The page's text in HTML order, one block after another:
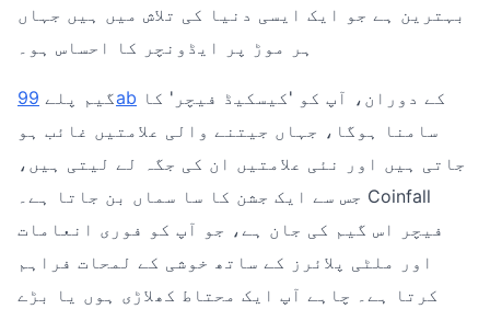
بہترین ہے جو ایک ایسی دنیا کی تلاش میں ہیں جہاں
ہر موڑ پر ایڈونچر کا احساس ہو۔
گیم پلے99ab
سامنا ہوگا، جہاں جیتنے والی علامتیں غائب ہو
جاتی ہیں اور نئی علامتیں ان کی جگہ لے لیتی ہیں،
جس سے ایک جشن کا سا سماں بن جاتا ہے۔ Coinfall
فیچر اس گیم کی جان ہے، جو آپ کو فوری انعامات
اور ملٹی پلائرز کے ساتھ خوشی کے لمحات فراہم
کرتا ہے۔ چاہے آپ ایک محتاط کھلاڑی ہوں یا بڑے